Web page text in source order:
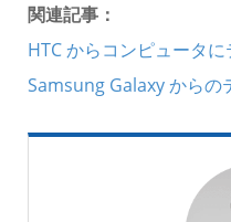
関連記事：
HTC からコンピュータ
Samsung Galaxy からの